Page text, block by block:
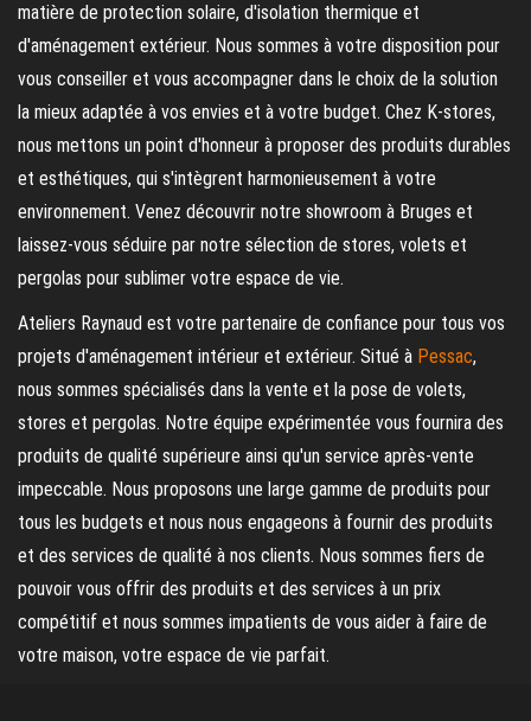
matière de protection solaire, d'isolation thermique et
d'aménagement extérieur. Nous sommes à votre disposition pour
vous conseiller et vous accompagner dans le choix de la solution
la mieux adaptée à vos envies et à votre budget. Chez K-stores,
nous mettons un point d'honneur à proposer des produits durables
et esthétiques, qui s'intègrent harmonieusement à votre
environnement. Venez découvrir notre showroom à Bruges et
laissez-vous séduire par notre sélection de stores, volets et
pergolas pour sublimer votre espace de vie.
Ateliers Raynaud est votre partenaire de confiance pour tous vos
projets d'aménagement intérieur et extérieur. Situé à Pessac,
nous sommes spécialisés dans la vente et la pose de volets,
stores et pergolas. Notre équipe expérimentée vous fournira des
produits de qualité supérieure ainsi qu'un service après-vente
impeccable. Nous proposons une large gamme de produits pour
tous les budgets et nous nous engageons à fournir des produits
et des services de qualité à nos clients. Nous sommes fiers de
pouvoir vous offrir des produits et des services à un prix
compétitif et nous sommes impatients de vous aider à faire de
votre maison, votre espace de vie parfait.